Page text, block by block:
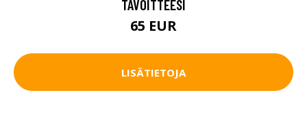
TAVOITTEESI
65 EUR
LISÄTIETOJA